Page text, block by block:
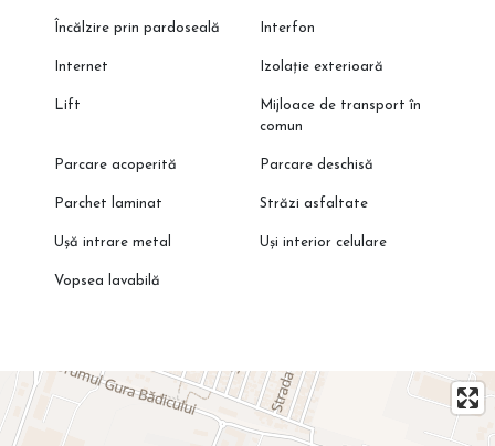
Încălzire prin pardoseală Interfon
Internet Izolație exterioară
Lift
Mijloace de transport în
comun
Parcare acoperită Parcare deschisă
Parchet laminat Străzi asfaltate
Ușă intrare metal Uși interior celulare
Vopsea lavabilă